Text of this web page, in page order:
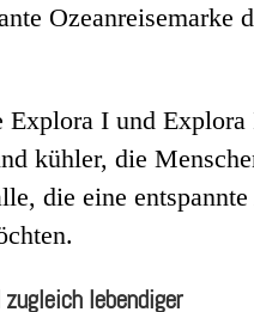
I und
kühler, die
die eine
lebendiger